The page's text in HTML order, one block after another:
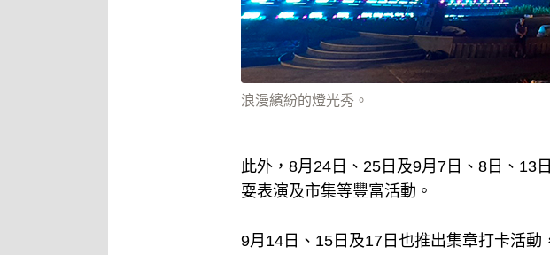
浪漫繽紛的燈光秀。
此外，8月24日、25日及9月7日、8日、13
耍表演及市集等豐富活動。
9月14日、15日及17日也推出集章打卡活動